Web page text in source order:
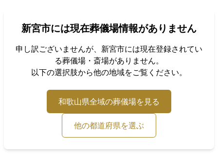
会社概要 店舗用地募集
新宮市には現在葬儀場情報がありません
申し訳ございませんが、 新宮市には現在登録されてい
る葬儀場・斎場がありません。
以下の選択肢から他の地域をご覧ください。
和歌山県全域の葬儀場を見る
他の都道府県を選ぶ